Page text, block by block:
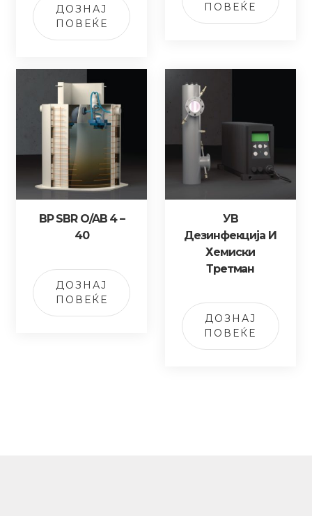
ДОЗНАЈ
ПОВЕЌЕ
ПОВЕЌЕ
BP SBR O/AB 4 –
40
ДОЗНАЈ
ПОВЕЌЕ
УВ
Дезинфекција И
Хемиски
Третман
ДОЗНАЈ
ПОВЕЌЕ